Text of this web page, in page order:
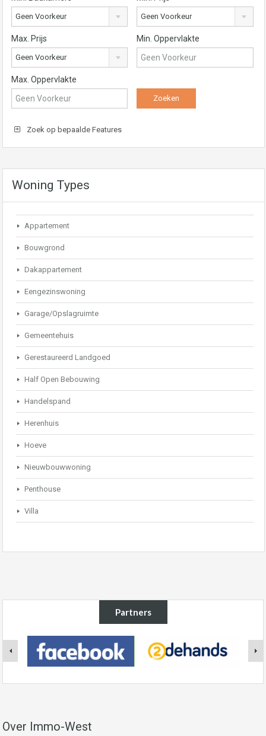
Geen Voorkeur Geen Voorkeur
Max. Prijs
Geen Voorkeur
Min. Oppervlakte
Max. Oppervlakte
Zoek op bepaalde Features
Woning Types
Appartement
Bouwgrond
Dakappartement
Eengezinswoning
Garage/Opslagruimte
Gemeentehuis
Gerestaureerd Landgoed
Half Open Bebouwing
Handelspand
Herenhuis
Hoeve
Nieuwbouwwoning
Penthouse
Villa
Partners
Over Immo-West